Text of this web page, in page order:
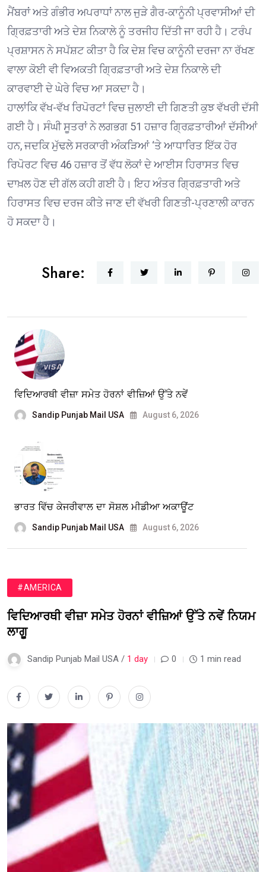
ਮੈਂਬਰਾਂ ਅਤੇ ਗੰਭੀਰ ਅਪਰਾਧਾਂ ਨਾਲ ਜੁੜੇ ਗੈਰ-ਕਾਨੂੰਨੀ ਪ੍ਰਵਾਸੀਆਂ ਦੀ
ਗ੍ਰਿਫ਼ਤਾਰੀ ਅਤੇ ਦੇਸ਼ ਨਿਕਾਲੇ ਨੂੰ ਤਰਜੀਹ ਦਿੱਤੀ ਜਾ ਰਹੀ ਹੈ। ਟਰੰਪ
ਪ੍ਰਸ਼ਾਸਨ ਨੇ ਸਪੱਸ਼ਟ ਕੀਤਾ ਹੈ ਕਿ ਦੇਸ਼ ਵਿਚ ਕਾਨੂੰਨੀ ਦਰਜਾ ਨਾ ਰੱਖਣ
ਵਾਲਾ ਕੋਈ ਵੀ ਵਿਅਕਤੀ ਗ੍ਰਿਫ਼ਤਾਰੀ ਅਤੇ ਦੇਸ਼ ਨਿਕਾਲੇ ਦੀ
ਕਾਰਵਾਈ ਦੇ ਘੇਰੇ ਵਿਚ ਆ ਸਕਦਾ ਹੈ।
ਹਾਲਾਂਕਿ ਵੱਖ-ਵੱਖ ਰਿਪੋਰਟਾਂ ਵਿਚ ਜੁਲਾਈ ਦੀ ਗਿਣਤੀ ਕੁਝ ਵੱਖਰੀ ਦੱਸੀ
ਗਈ ਹੈ। ਸੰਘੀ ਸੂਤਰਾਂ ਨੇ ਲਗਭਗ 51 ਹਜ਼ਾਰ ਗ੍ਰਿਫ਼ਤਾਰੀਆਂ ਦੱਸੀਆਂ
ਹਨ, ਜਦਕਿ ਮੁੱਢਲੇ ਸਰਕਾਰੀ ਅੰਕੜਿਆਂ ‘ਤੇ ਆਧਾਰਿਤ ਇੱਕ ਹੋਰ
ਰਿਪੋਰਟ ਵਿਚ 46 ਹਜ਼ਾਰ ਤੋਂ ਵੱਧ ਲੋਕਾਂ ਦੇ ਆਈਸ ਹਿਰਾਸਤ ਵਿਚ
ਦਾਖ਼ਲ ਹੋਣ ਦੀ ਗੱਲ ਕਹੀ ਗਈ ਹੈ। ਇਹ ਅੰਤਰ ਗ੍ਰਿਫ਼ਤਾਰੀ ਅਤੇ
ਹਿਰਾਸਤ ਵਿਚ ਦਰਜ ਕੀਤੇ ਜਾਣ ਦੀ ਵੱਖਰੀ ਗਿਣਤੀ-ਪ੍ਰਣਾਲੀ ਕਾਰਨ
ਹੋ ਸਕਦਾ ਹੈ।
Share:
ਵਿਦਿਆਰਥੀ ਵੀਜ਼ਾ ਸਮੇਤ ਹੋਰਨਾਂ ਵੀਜ਼ਿਆਂ ਉੱਤੇ ਨਵੇਂ
Sandip Punjab Mail USA August 6, 2026
ਭਾਰਤ ਵਿੱਚ ਕੇਜਰੀਵਾਲ ਦਾ ਸੋਸ਼ਲ ਮੀਡੀਆ ਅਕਾਊਂਟ
Sandip Punjab Mail USA August 6, 2026
#AMERICA
ਵਿਦਿਆਰਥੀ ਵੀਜ਼ਾ ਸਮੇਤ ਹੋਰਨਾਂ ਵੀਜ਼ਿਆਂ ਉੱਤੇ ਨਵੇਂ ਨਿਯਮ
ਲਾਗੂ
Sandip Punjab Mail USA / 1 day 0 1 min read